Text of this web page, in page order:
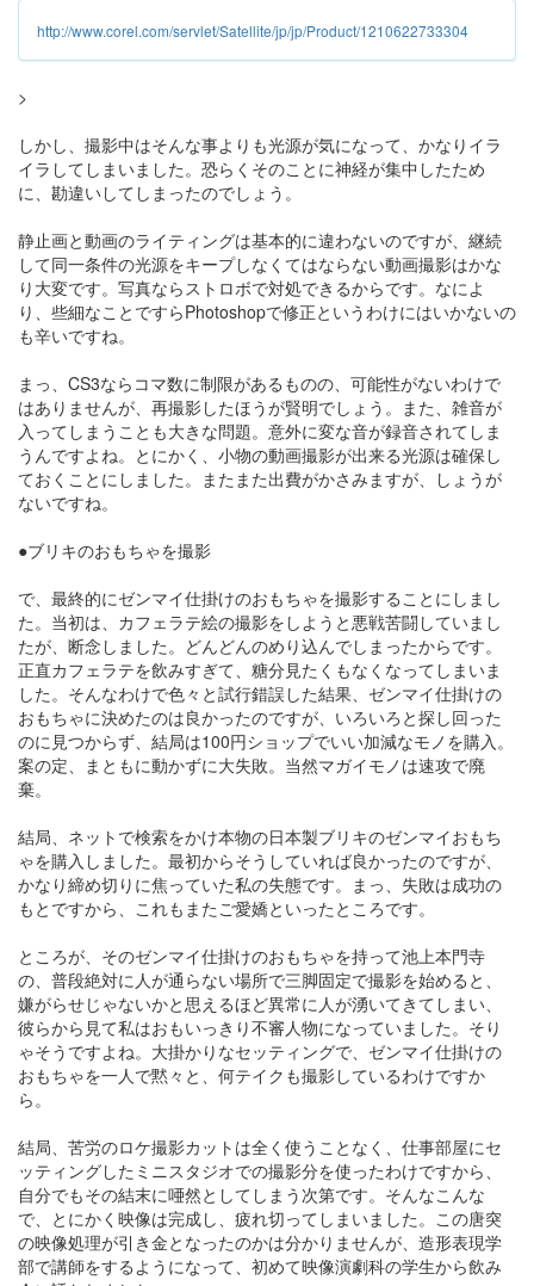
http://www.corel.com/servlet/Satellite/jp/jp/Product/1210622733304
>
しかし、撮影中はそんな事よりも光源が気になって、かなりイラ
イラしてしまいました。恐らくそのことに神経が集中したため
に、勘違いしてしまったのでしょう。
静止画と動画のライティングは基本的に違わないのですが、継続
して同一条件の光源をキープしなくてはならない動画撮影はかな
り大変です。写真ならストロボで対処できるからです。なによ
り、些細なことですらPhotoshopで修正というわけにはいかないの
も辛いですね。
まっ、CS3ならコマ数に制限があるものの、可能性がないわけで
はありませんが、再撮影したほうが賢明でしょう。また、雑音が
入ってしまうことも大きな問題。意外に変な音が録音されてしま
うんですよね。とにかく、小物の動画撮影が出来る光源は確保し
ておくことにしました。またまた出費がかさみますが、しょうが
ないですね。
●ブリキのおもちゃを撮影
で、最終的にゼンマイ仕掛けのおもちゃを撮影することにしまし
た。当初は、カフェラテ絵の撮影をしようと悪戦苦闘していまし
たが、断念しました。どんどんのめり込んでしまったからです。
正直カフェラテを飲みすぎて、糖分見たくもなくなってしまいま
した。そんなわけで色々と試行錯誤した結果、ゼンマイ仕掛けの
おもちゃに決めたのは良かったのですが、いろいろと探し回った
のに見つからず、結局は100円ショップでいい加減なモノを購入。
案の定、まともに動かずに大失敗。当然マガイモノは速攻で廃
棄。
結局、ネットで検索をかけ本物の日本製ブリキのゼンマイおもち
ゃを購入しました。最初からそうしていれば良かったのですが、
かなり締め切りに焦っていた私の失態です。まっ、失敗は成功の
もとですから、これもまたご愛嬌といったところです。
ところが、そのゼンマイ仕掛けのおもちゃを持って池上本門寺
の、普段絶対に人が通らない場所で三脚固定で撮影を始めると、
嫌がらせじゃないかと思えるほど異常に人が湧いてきてしまい、
彼らから見て私はおもいっきり不審人物になっていました。そり
ゃそうですよね。大掛かりなセッティングで、ゼンマイ仕掛けの
おもちゃを一人で黙々と、何テイクも撮影しているわけですか
ら。
結局、苦労のロケ撮影カットは全く使うことなく、仕事部屋にセ
ッティングしたミニスタジオでの撮影分を使ったわけですから、
自分でもその結末に唖然としてしまう次第です。そんなこんな
で、とにかく映像は完成し、疲れ切ってしまいました。この唐突
の映像処理が引き金となったのかは分かりませんが、造形表現学
部で講師をするようになって、初めて映像演劇科の学生から飲み